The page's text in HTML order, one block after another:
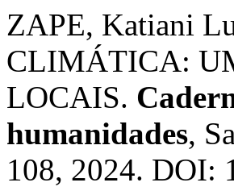
ZAPE, Katiani
CLIMÁTICA:
LOCAIS.
humanidades,
108, 2024. DOI: